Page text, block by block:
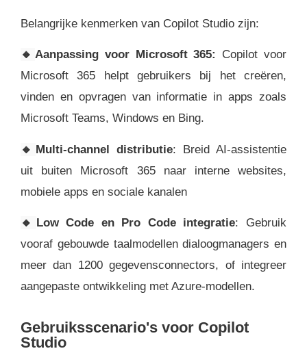
Belangrijke kenmerken van Copilot Studio zijn:
🔸 Aanpassing voor Microsoft 365: Copilot voor
Microsoft 365 helpt gebruikers bij het creëren,
vinden en opvragen van informatie in apps zoals
Microsoft Teams, Windows en Bing.
🔸 Multi-channel distributie: Breid AI-assistentie
uit buiten Microsoft 365 naar interne websites,
mobiele apps en sociale kanalen
🔸 Low Code en Pro Code integratie: Gebruik
vooraf gebouwde taalmodellen dialoogmanagers en
meer dan 1200 gegevensconnectors, of integreer
aangepaste ontwikkeling met Azure-modellen.
Gebruiksscenario's voor Copilot
Studio